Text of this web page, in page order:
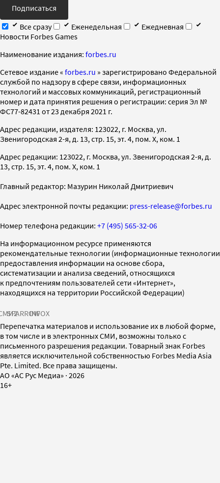
Подписаться
Все сразу
Еженедельная
Ежедневная
Новости Forbes Games
Наименование издания: forbes.ru
Cетевое издание « forbes.ru » зарегистрировано Федеральной
службой по надзору в сфере связи, информационных
технологий и массовых коммуникаций, регистрационный
номер и дата принятия решения о регистрации: серия Эл №
ФС77-82431 от 23 декабря 2021 г.
Адрес редакции, издателя: 123022, г. Москва, ул.
Звенигородская 2-я, д. 13, стр. 15, эт. 4, пом. X, ком. 1
Адрес редакции: 123022, г. Москва, ул. Звенигородская 2-я, д.
13, стр. 15, эт. 4, пом. X, ком. 1
Главный редактор: Мазурин Николай Дмитриевич
Адрес электронной почты редакции: press-release@forbes.ru
Номер телефона редакции: +7 (495) 565-32-06
На информационном ресурсе применяются
рекомендательные технологии (информационные технологии
предоставления информации на основе сбора,
систематизации и анализа сведений, относящихся
к предпочтениям пользователей сети «Интернет»,
находящихся на территории Российской Федерации)
SPARROWINFOX
Перепечатка материалов и использование их в любой форме,
в том числе и в электронных СМИ, возможны только с
письменного разрешения редакции. Товарный знак Forbes
является исключительной собственностью Forbes Media Asia
Pte. Limited. Все права защищены.
AO «АС Рус Медиа» · 2026
16+